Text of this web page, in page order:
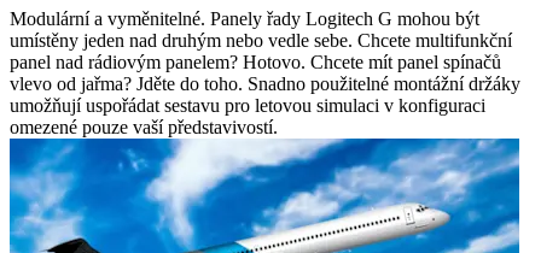
Modulární a vyměnitelné. Panely řady Logitech G mohou být
umístěny jeden nad druhým nebo vedle sebe. Chcete multifunkční
panel nad rádiovým panelem? Hotovo. Chcete mít panel spínačů
vlevo od jařma? Jděte do toho. Snadno použitelné montážní držáky
umožňují uspořádat sestavu pro letovou simulaci v konfiguraci
omezené pouze vaší představivostí.